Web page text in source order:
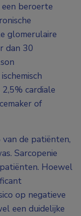
beroerte
glomerulaire
dan 30
cardiale
of
de patiënten,
Sarcopenie
Hoewel
op negatieve
een duidelijke